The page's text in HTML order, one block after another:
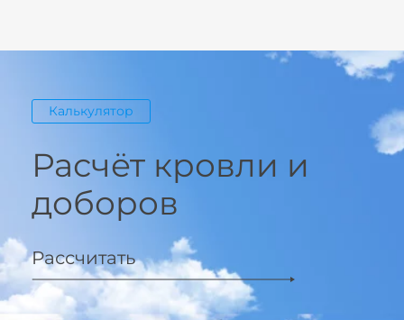
Калькулятор
Расчёт кровли и
доборов
Рассчитать